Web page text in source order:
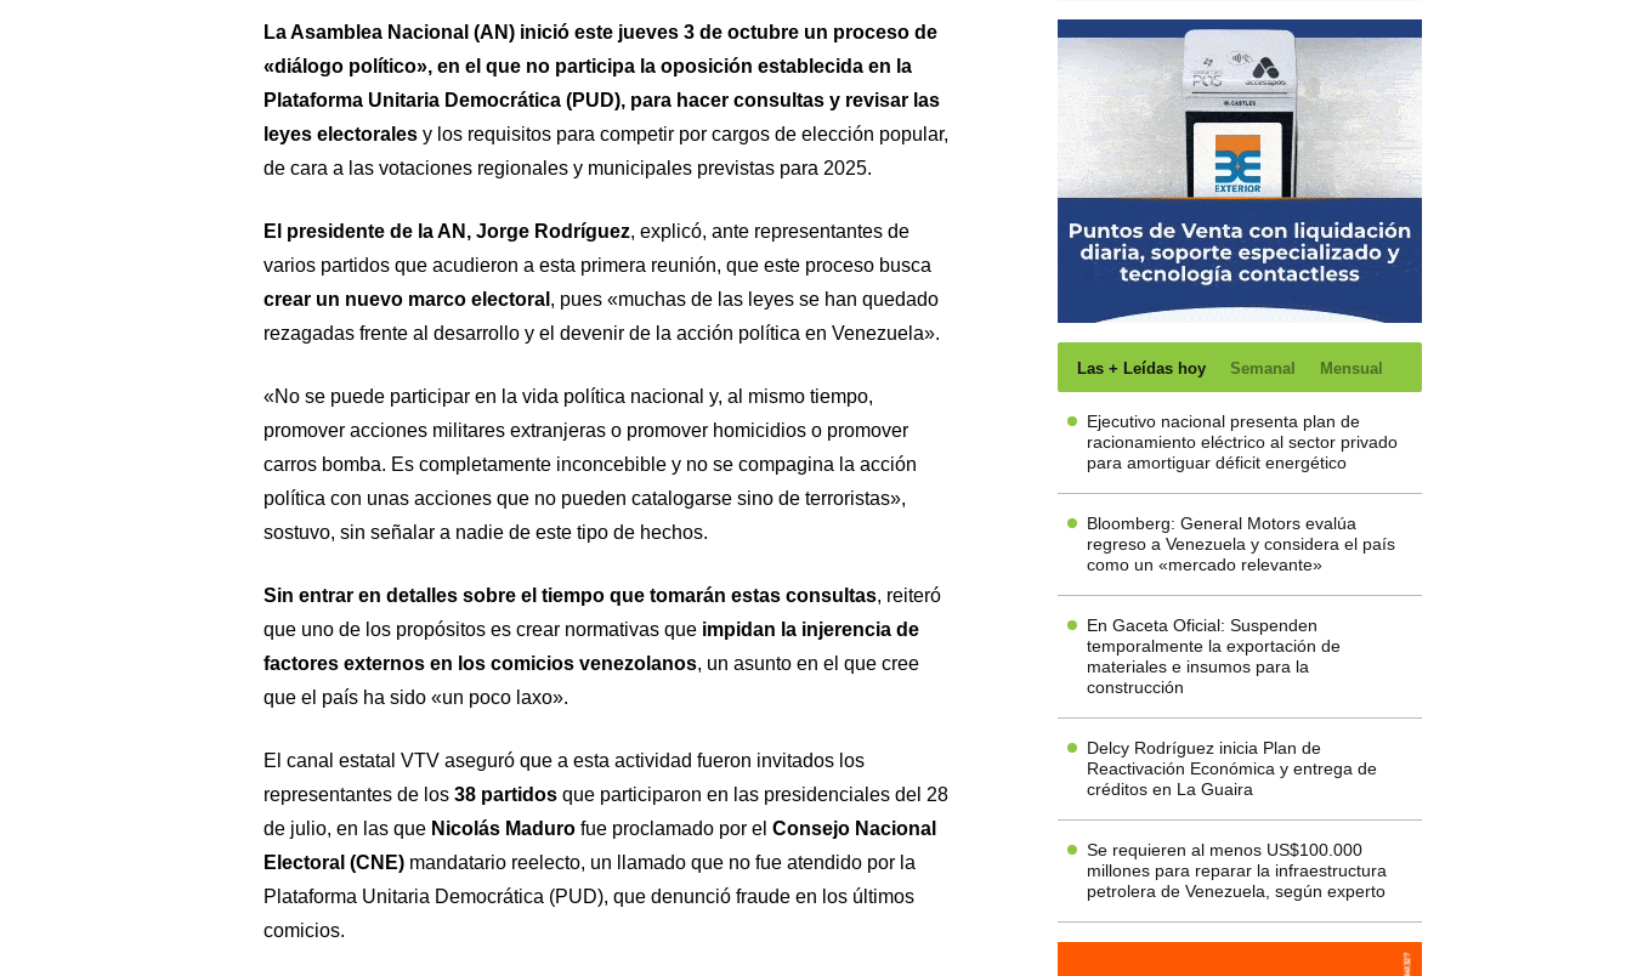
La Asamblea Nacional (AN) inició este jueves 3 de octubre un proceso de
«diálogo político», en el que no participa la oposición establecida en la
Plataforma Unitaria Democrática (PUD), para hacer consultas y revisar las
leyes electoralesy los requisitos para competir por cargos de elección popular,
de cara a las votaciones regionales y municipales previstas para 2025.
El presidente de la AN, Jorge Rodríguez, explicó, ante representantes de
varios partidos que acudieron a esta primera reunión, que este proceso busca
crear un nuevo marco electoral , pues «muchas de las leyes se han quedado
rezagadas frente al desarrollo y el devenir de la acción política en Venezuela».
«No se puede participar en la vida política nacional y, al mismo tiempo,
promover acciones militares extranjeras o promover homicidios o promover
carros bomba. Es completamente inconcebible y no se compagina la acción
política con unas acciones que no pueden catalogarse sino de terroristas»,
sostuvo, sin señalar a nadie de este tipo de hechos.
Sin entrar en detalles sobre el tiempo que tomarán estas consultas, reiteró
que uno de los propósitos es crear normativas que impidan la injerencia de
factores externos en los comicios venezolanos, un asunto en el que cree
que el país ha sido «un poco laxo».
El canal estatal VTV aseguró que a esta actividad fueron invitados los
representantes de los 38 partidosque participaron en las presidenciales del 28
de julio, en las que Nicolás Madurofue proclamado por el Consejo Nacional
Electoral (CNE)mandatario reelecto, un llamado que no fue atendido por la
Plataforma Unitaria Democrática (PUD), que denunció fraude en los últimos
comicios.
Las + Leídas hoy Semanal Mensual
Ejecutivo nacional presenta plan de
racionamiento eléctrico al sector privado
para amortiguar déficit energético
Bloomberg: General Motors evalúa
regreso a Venezuela y considera el país
como un «mercado relevante»
En Gaceta Oficial: Suspenden
temporalmente la exportación de
materiales e insumos para la
construcción
Delcy Rodríguez inicia Plan de
Reactivación Económica y entrega de
créditos en La Guaira
Se requieren al menos US$100.000
millones para reparar la infraestructura
petrolera de Venezuela, según experto